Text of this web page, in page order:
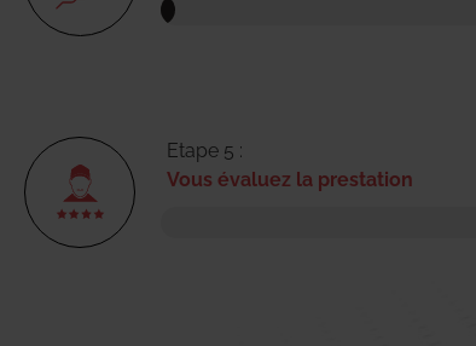
Etape 5 :
Vous évaluez la prestation